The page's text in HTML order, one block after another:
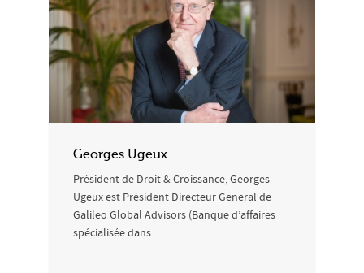
Georges Ugeux
Président de Droit & Croissance, Georges
Ugeux est Président Directeur General de
Galileo Global Advisors (Banque d’affaires
spécialisée dans...